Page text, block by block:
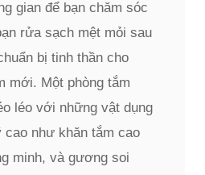
gian để bạn chăm sóc
rửa sạch mệt mỏi sau
bị tinh thần cho
mới. Một phòng tắm
léo với những vật dụng
như khăn tắm cao
minh, và gương soi